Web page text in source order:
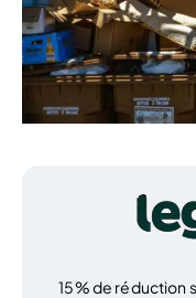
15% de réduction